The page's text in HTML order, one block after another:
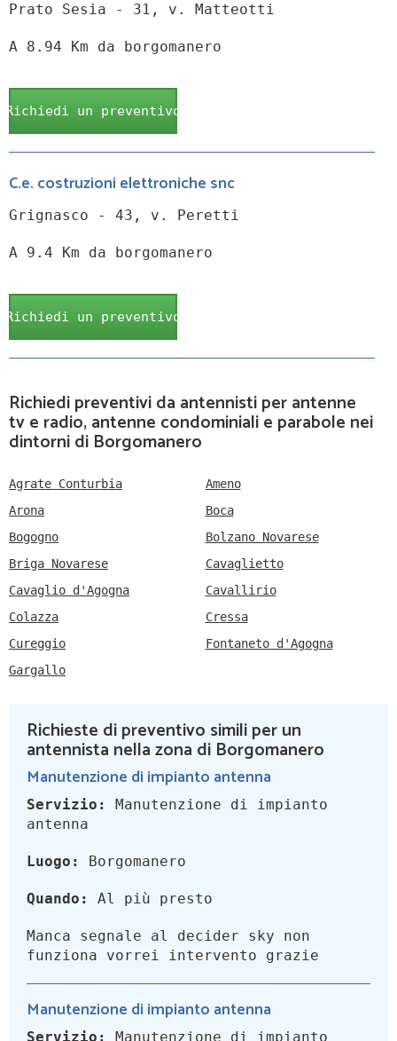
Prato Sesia - 31, v. Matteotti
A 8.94 Km da borgomanero
Richiedi un preventivo
C.e. costruzioni elettroniche snc
Grignasco - 43, v. Peretti
A 9.4 Km da borgomanero
Richiedi un preventivo
Richiedi preventivi da antennisti per antenne
tv e radio, antenne condominiali e parabole nei
dintorni di Borgomanero
Agrate Conturbia
Ameno
Arona
Boca
Bogogno
Bolzano Novarese
Briga Novarese
Cavaglietto
Cavaglio d'Agogna
Cavallirio
Colazza
Cressa
Cureggio
Fontaneto d'Agogna
Gargallo
Richieste di preventivo simili per un
antennista nella zona di Borgomanero
Manutenzione di impianto antenna
Servizio:
Manutenzione di impianto
antenna
Luogo: Borgomanero
Quando: Al più presto
Manca segnale al decider sky non
funziona vorrei intervento grazie
Manutenzione di impianto antenna
Servizio: Manutenzione di impianto